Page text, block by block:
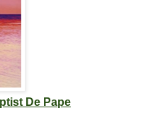
De Pape